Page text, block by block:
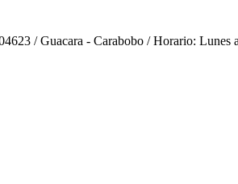
/ Guacara - Carabobo / Horario: Lunes